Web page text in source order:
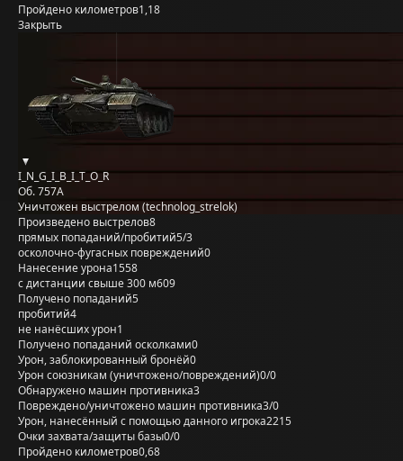
Пройдено километров1,18
Закрыть
I_N_G_I_B_I_T_O_R
Об. 757А
Уничтожен выстрелом (technolog_strelok)
Произведено выстрелов8
прямых попаданий/пробитий5/3
осколочно-фугасных повреждений0
Нанесение урона1558
с дистанции свыше 300 м609
Получено попаданий5
пробитий4
не нанёсших урон1
Получено попаданий осколками0
Урон, заблокированный бронёй0
Урон союзникам (уничтожено/повреждений)0/0
Обнаружено машин противника3
Повреждено/уничтожено машин противника3/0
Урон, нанесённый с помощью данного игрока2215
Очки захвата/защиты базы0/0
Пройдено километров0,68